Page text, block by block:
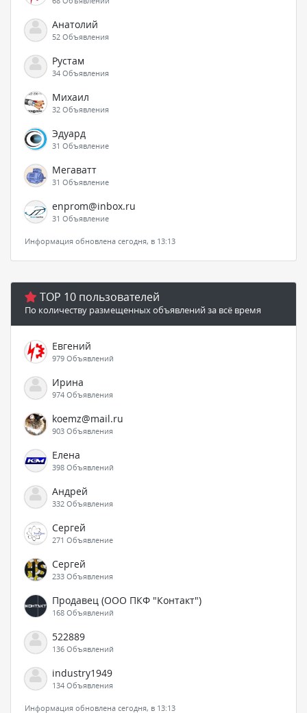
Анатолий
52 Объявления
Рустам
34 Объявления
Михаил
32 Объявления
Эдуард
31 Объявление
Мегаватт
31 Объявление
enprom@inbox.ru
31 Объявление
Информация обновлена сегодня, в 13:13
TOP 10 пользователей
По количеству размещенных объявлений за всё время
Евгений
979 Объявлений
Ирина
974 Объявления
koemz@mail.ru
903 Объявления
Елена
398 Объявлений
Андрей
332 Объявления
Сергей
271 Объявление
Сергей
233 Объявления
Продавец (ООО ПКФ "Контакт")
168 Объявлений
522889
136 Объявлений
industry1949
134 Объявления
Информация обновлена сегодня, в 13:13